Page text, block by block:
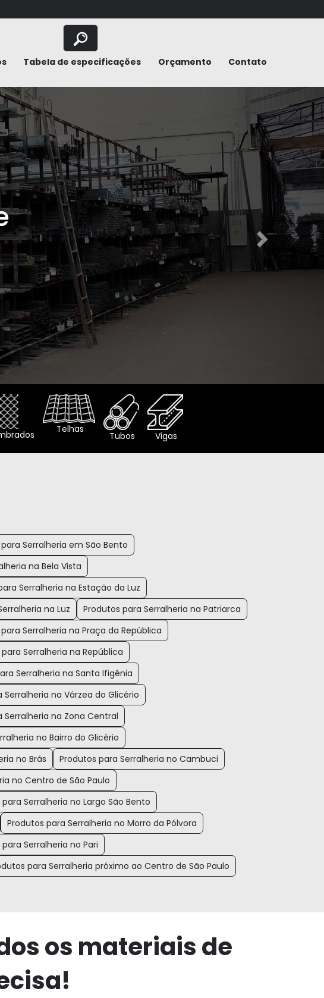
Tabela de especificações Orçamento Contato
Next
Telhas
Tubos Vigas
Serralheria em São Bento
na Bela Vista
Serralheria na Estação da Luz
na Luz
Produtos para Serralheria na Patriarca
Serralheria na Praça da República
Serralheria na República
Serralheria na Santa Ifigênia
Serralheria na Várzea do Glicério
Serralheria na Zona Central
no Bairro do Glicério
no Brás
Produtos para Serralheria no Cambuci
no Centro de São Paulo
Serralheria no Largo São Bento
Produtos para Serralheria no Morro da Pólvora
Serralheria no Pari
para Serralheria próximo ao Centro de São Paulo
os materiais de